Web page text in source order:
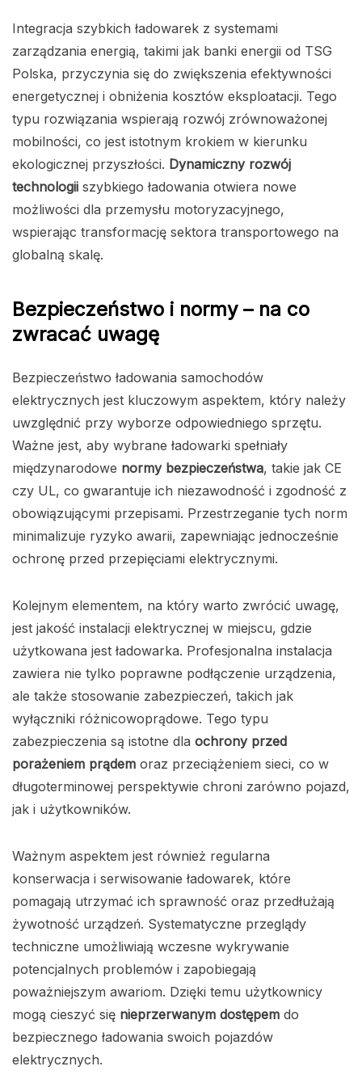
Integracja szybkich ładowarek z systemami
zarządzania energią, takimi jak banki energii od TSG
Polska, przyczynia się do zwiększenia efektywności
energetycznej i obniżenia kosztów eksploatacji. Tego
typu rozwiązania wspierają rozwój zrównoważonej
mobilności, co jest istotnym krokiem w kierunku
ekologicznej przyszłości. Dynamiczny rozwój
technologii szybkiego ładowania otwiera nowe
możliwości dla przemysłu motoryzacyjnego,
wspierając transformację sektora transportowego na
globalną skalę.
Bezpieczeństwo i normy – na co
zwracać uwagę
Bezpieczeństwo ładowania samochodów
elektrycznych jest kluczowym aspektem, który należy
uwzględnić przy wyborze odpowiedniego sprzętu.
Ważne jest, aby wybrane ładowarki spełniały
międzynarodowe normy bezpieczeństwa, takie jak CE
czy UL, co gwarantuje ich niezawodność i zgodność z
obowiązującymi przepisami. Przestrzeganie tych norm
minimalizuje ryzyko awarii, zapewniając jednocześnie
ochronę przed przepięciami elektrycznymi.
Kolejnym elementem, na który warto zwrócić uwagę,
jest jakość instalacji elektrycznej w miejscu, gdzie
użytkowana jest ładowarka. Profesjonalna instalacja
zawiera nie tylko poprawne podłączenie urządzenia,
ale także stosowanie zabezpieczeń, takich jak
wyłączniki różnicowoprądowe. Tego typu
zabezpieczenia są istotne dla ochrony przed
porażeniem prądem oraz przeciążeniem sieci, co w
długoterminowej perspektywie chroni zarówno pojazd,
jak i użytkowników.
Ważnym aspektem jest również regularna
konserwacja i serwisowanie ładowarek, które
pomagają utrzymać ich sprawność oraz przedłużają
żywotność urządzeń. Systematyczne przeglądy
techniczne umożliwiają wczesne wykrywanie
potencjalnych problemów i zapobiegają
poważniejszym awariom. Dzięki temu użytkownicy
mogą cieszyć się nieprzerwanym dostępem do
bezpiecznego ładowania swoich pojazdów
elektrycznych.